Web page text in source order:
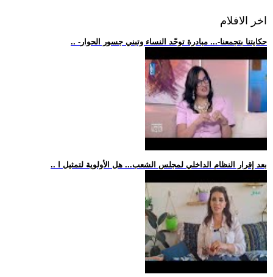
اخر الافلام
.. -حكايتنا بتجمعنا-... مبادرة توحّد النساء وتبني جسور الحوار
.. بعد إقرار النظام الداخلي لمجلس الشعب... هل الأولوية لتمثيل ا